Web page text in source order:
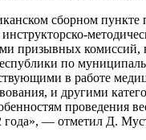
сборном пункте
призывных комиссий,
по
в работе
и другими
проведения
года», — отметил Д.